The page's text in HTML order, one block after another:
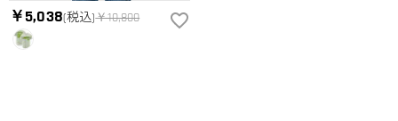
￥5,038(税込)￥10,800